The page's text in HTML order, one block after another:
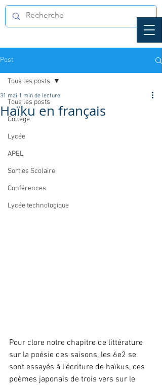
Post
Tous les posts
Collège
Lycée
APEL
Sorties Scolaire
Conférences
Lycée technologique
Tous les posts
Haïku en français
31 mai 1 min de lecture
Pour clore notre chapitre de littérature
sur la poésie des saisons, les 6e2 se
sont essayés à l'écriture de haïkus, ces
poèmes japonais de trois vers sur le